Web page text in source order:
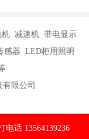
机 减速机 带电显示
器 LED柜用照明
限公司
电话 13564139236